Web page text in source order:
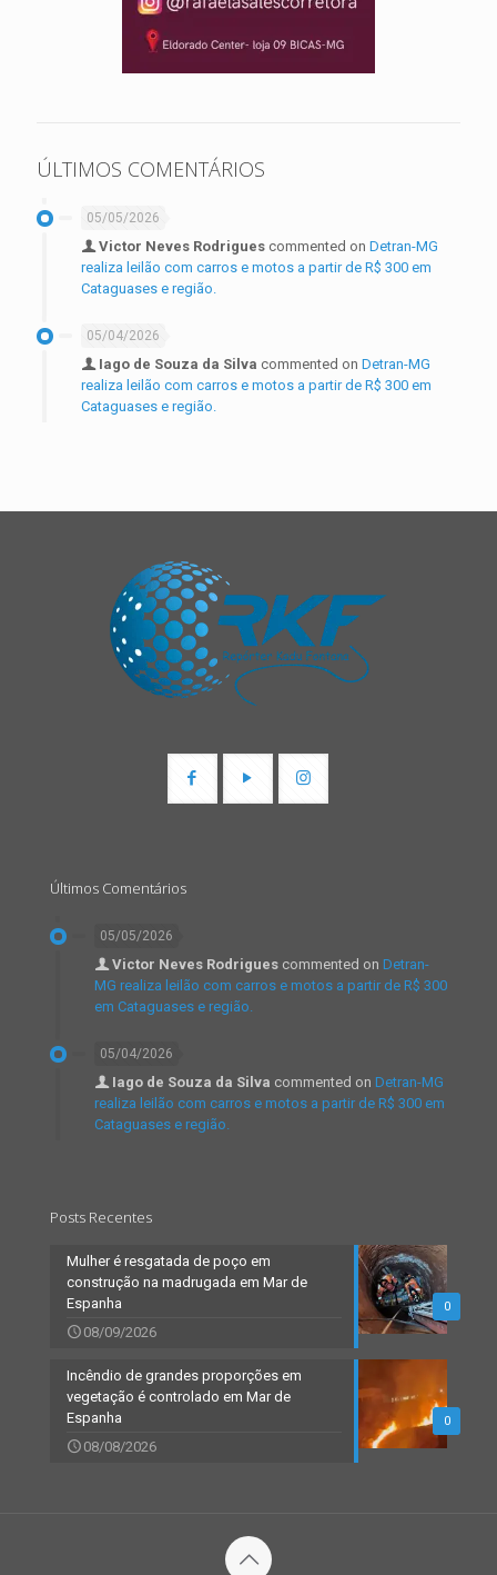
ÚLTIMOS COMENTÁRIOS
05/05/2026
Victor Neves Rodrigues commented on Detran-MG
realiza leilão com carros e motos a partir de R$ 300 em
Cataguases e região.
05/04/2026
Iago de Souza da Silva commented on Detran-MG
realiza leilão com carros e motos a partir de R$ 300 em
Cataguases e região.
Últimos Comentários
05/05/2026
Victor Neves Rodrigues commented on Detran-
MG realiza leilão com carros e motos a partir de R$ 300
em Cataguases e região.
05/04/2026
Iago de Souza da Silva commented on Detran-MG
realiza leilão com carros e motos a partir de R$ 300 em
Cataguases e região.
Posts Recentes
0
Mulher é resgatada de poço em
construção na madrugada em Mar de
Espanha
08/09/2026
0
Incêndio de grandes proporções em
vegetação é controlado em Mar de
Espanha
08/08/2026